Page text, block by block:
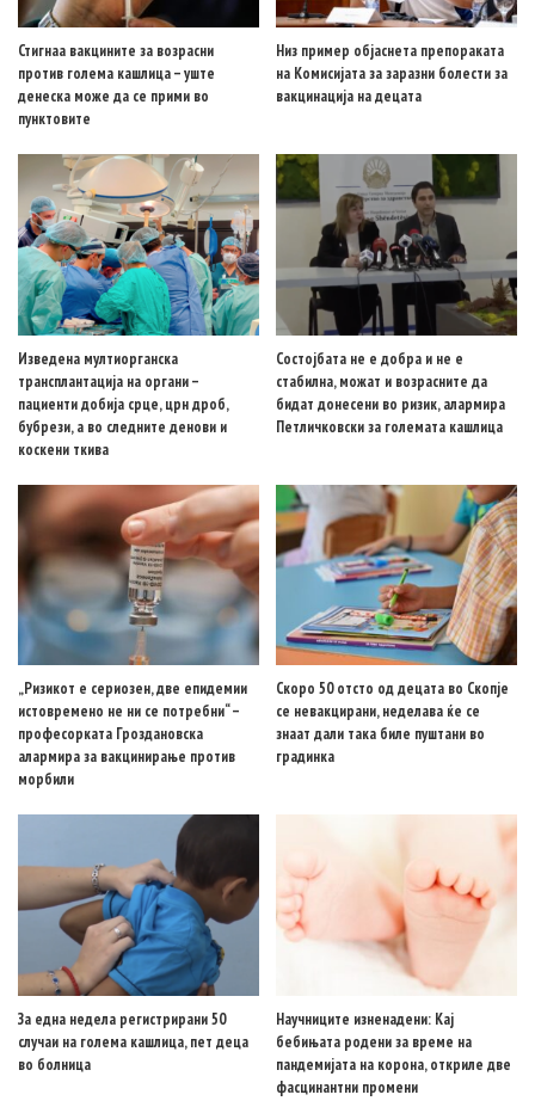
Стигнаа вакцините за возрасни
против голема кашлица – уште
денеска може да се прими во
пунктовите
Низ пример објаснета препораката
на Комисијата за заразни болести за
вакцинација на децата
Изведена мултиорганска
трансплантација на органи –
пациенти добија срце, црн дроб,
бубрези, а во следните денови и
коскени ткива
Состојбата не е добра и не е
стабилна, можат и возрасните да
бидат донесени во ризик, алармира
Петличковски за големата кашлица
„Ризикот е сериозен, две епидемии
истовремено не ни се потребни“ –
професорката Гроздановска
алармира за вакцинирање против
морбили
Скоро 50 отсто од децата во Скопје
се невакцирани, неделава ќе се
знаат дали така биле пуштани во
градинка
За една недела регистрирани 50
случаи на голема кашлица, пет деца
во болница
Научниците изненадени: Кај
бебињата родени за време на
пандемијата на корона, откриле две
фасцинантни промени